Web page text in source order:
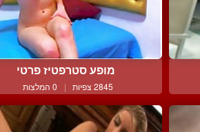
מופע סטרפטיז פרטי
2845 צפיות | 0 המלצות